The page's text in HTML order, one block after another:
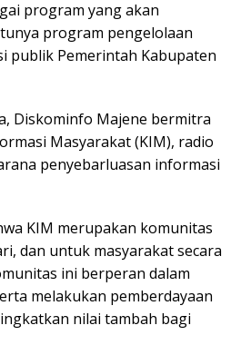
program yang akan
program pengelolaan
publik Pemerintah Kabupaten
Diskominfo Majene bermitra
Masyarakat (KIM), radio
penyebarluasan informasi
KIM merupakan komunitas
dan untuk masyarakat secara
ini berperan dalam
melakukan pemberdayaan
nilai tambah bagi